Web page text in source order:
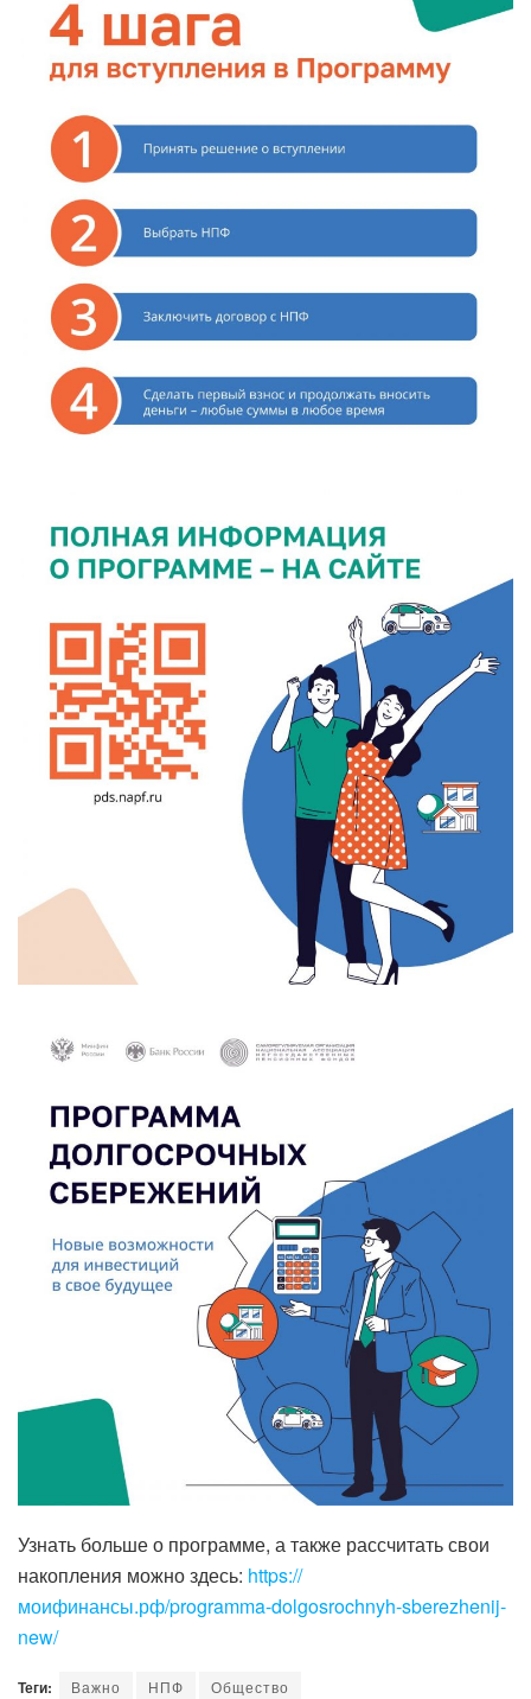
Узнать больше о программе, а также рассчитать свои
накопления можно здесь: https://
моифинансы.рф/programma-dolgosrochnyh-sberezhenij-
new/
Теги: Важно НПФ
Общество